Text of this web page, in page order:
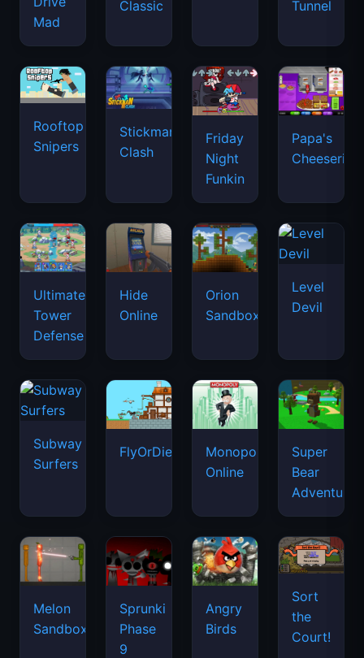
Mad
Classic Tunnel
Rooftop
Snipers
Stickman
Clash
Friday
Night
Funkin
Papa's
Cheeseria
Ultimate
Tower
Defense
Hide
Online
Orion
Sandbox
Level
Devil
Subway
Surfers
FlyOrDie.io
Monopoly
Online
Super
Bear
Adventure
Melon
Sandbox
Sprunki
Phase
9
Angry
Birds
Sort
the
Court!